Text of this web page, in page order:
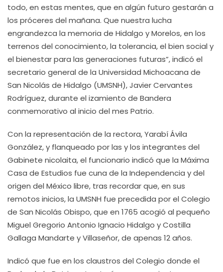
todo, en estas mentes, que en algún futuro gestarán a
los próceres del mañana. Que nuestra lucha
engrandezca la memoria de Hidalgo y Morelos, en los
terrenos del conocimiento, la tolerancia, el bien social y
el bienestar para las generaciones futuras”, indicó el
secretario general de la Universidad Michoacana de
San Nicolás de Hidalgo (UMSNH), Javier Cervantes
Rodríguez, durante el izamiento de Bandera
conmemorativo al inicio del mes Patrio.
Con la representación de la rectora, Yarabí Ávila
González, y flanqueado por las y los integrantes del
Gabinete nicolaita, el funcionario indicó que la Máxima
Casa de Estudios fue cuna de la Independencia y del
origen del México libre, tras recordar que, en sus
remotos inicios, la UMSNH fue precedida por el Colegio
de San Nicolás Obispo, que en 1765 acogió al pequeño
Miguel Gregorio Antonio Ignacio Hidalgo y Costilla
Gallaga Mandarte y Villaseñor, de apenas 12 años.
Indicó que fue en los claustros del Colegio donde el